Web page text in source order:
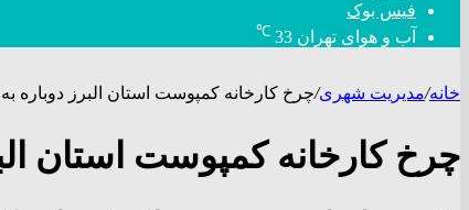
فیس بوک
آب و هوای تهران 33
℃
خانه/مدیریت شهری/چرخ کارخانه کمپوست استان البرز دوباره
چرخ کارخانه کمپوست استان